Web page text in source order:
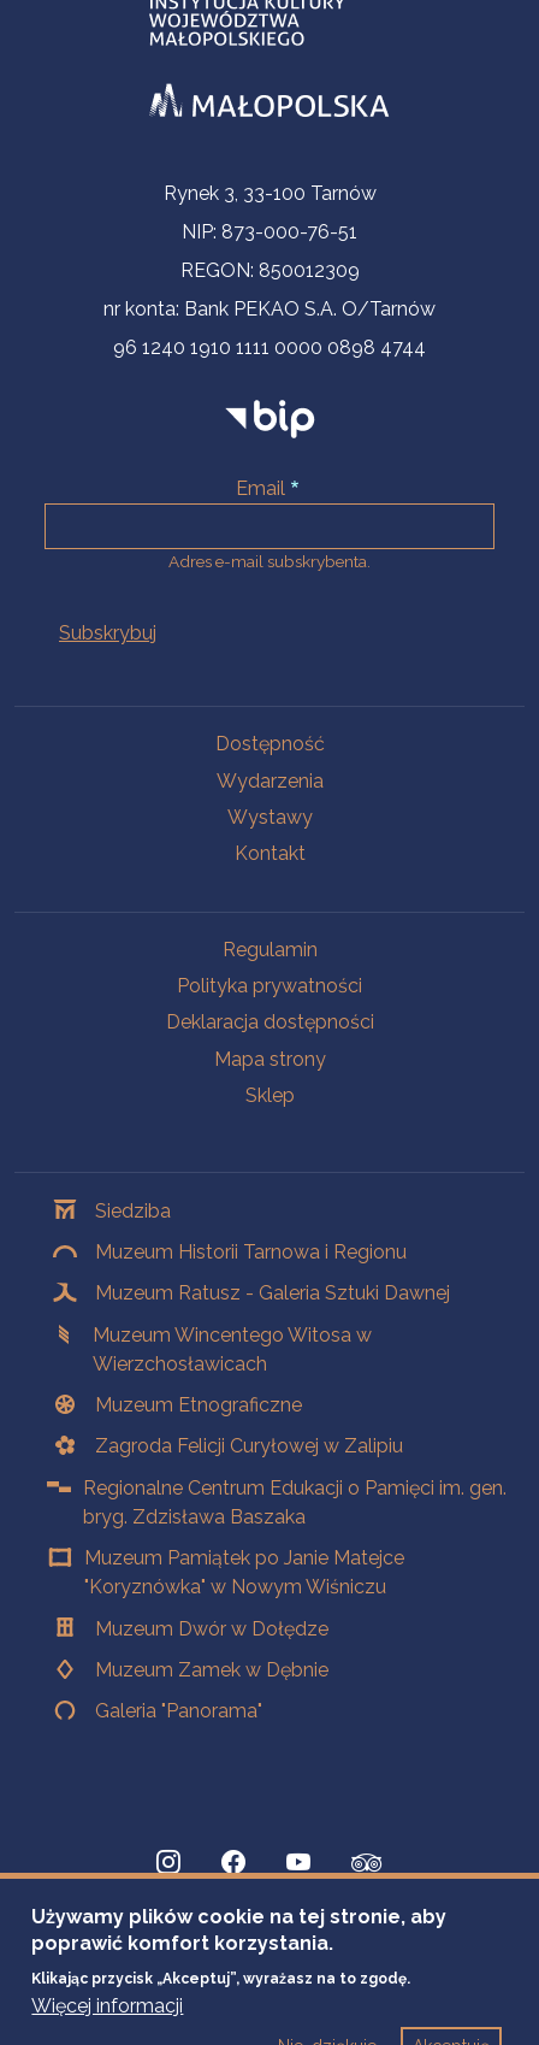
Informacje kontaktoweRynek 3, 33-100 Tarnów
NIP: 873-000-76-51
REGON: 850012309
nr konta: Bank PEKAO S.A. O/Tarnów
96 1240 1910 1111 0000 0898 4744
Email
Adres e-mail subskrybenta.
Dostępność
Wydarzenia
Wystawy
Kontakt
Regulamin
Polityka prywatności
Deklaracja dostępności
Mapa strony
Sklep
Siedziba
Muzeum Historii Tarnowa i Regionu
Muzeum Ratusz - Galeria Sztuki Dawnej
Muzeum Wincentego Witosa w
Wierzchosławicach
Muzeum Etnograficzne
Zagroda Felicji Curyłowej w Zalipiu
Regionalne Centrum Edukacji o Pamięci im. gen.
bryg. Zdzisława Baszaka
Muzeum Pamiątek po Janie Matejce
"Koryznówka" w Nowym Wiśniczu
Muzeum Dwór w Dołędze
Muzeum Zamek w Dębnie
Galeria "Panorama"
Używamy plików cookie na tej stronie, aby
poprawić komfort korzystania.
Klikając przycisk „Akceptuj”, wyrażasz na to zgodę.
Więcej informacji